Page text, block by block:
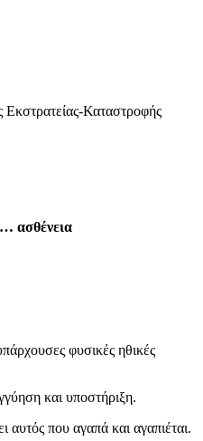
Εκστρατείας-Καταστροφής
ασθένεια
φυσικές ηθικές
και υποστήριξη.
αυτός που αγαπά και αγαπιέται.